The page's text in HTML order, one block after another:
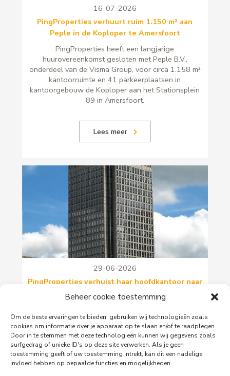
Beheer cookie toestemming
Om de beste ervaringen te bieden, gebruiken wij technologieën zoals
cookies om informatie over je apparaat op te slaan en/of te raadplegen.
Door in te stemmen met deze technologieën kunnen wij gegevens zoals
surfgedrag of unieke ID's op deze site verwerken. Als je geen
toestemming geeft of uw toestemming intrekt, kan dit een nadelige
invloed hebben op bepaalde functies en mogelijkheden.
16-07-2026
PingProperties verhuurt ruim 1.150 m² aan
Peple in de Koploper te Amersfoort
PingProperties heeft een langjarige
huurovereenkomst gesloten met Peple B.V.,
onderdeel van de Visma Group, voor circa 1.158 m²
kantoorruimte en 41 parkeerplaatsen in
kantoorgebouw de Koploper aan het Stationsplein
89 in Amersfoort.
Lees meer
29-06-2026
PingProperties verhuist haar hoofdkantoor naar
de Rembrandttoren in Amsterdam
in de Rembrandttoren (Rembrandt Tower), het
iconische gebouw aan het Amstelplein in
Amsterdam.